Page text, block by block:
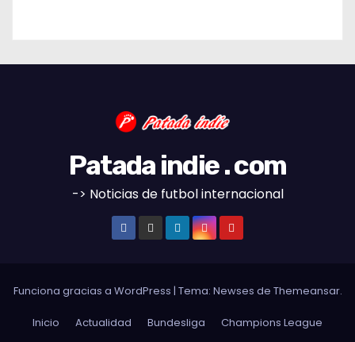
Patada indie . com
-> Noticias de futbol internacional
Funciona gracias a WordPress | Tema: Newses de Themeansar.
Inicio Actualidad Bundesliga Champions League